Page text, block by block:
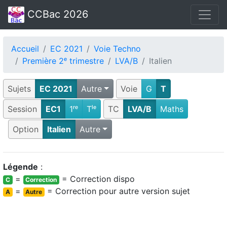
CCBac 2026
Accueil EC 2021
Voie Techno
Première 2ᵉ trimestre
LVA/B Italien
Sujets EC 2021 Autre Voie G
T
Session
EC1 1ʳᵉ Tˡᵉ TC LVA/B
Maths
Option
Italien Autre
Légende :
C = Correction = Correction dispo
A = Autre = Correction pour autre version sujet